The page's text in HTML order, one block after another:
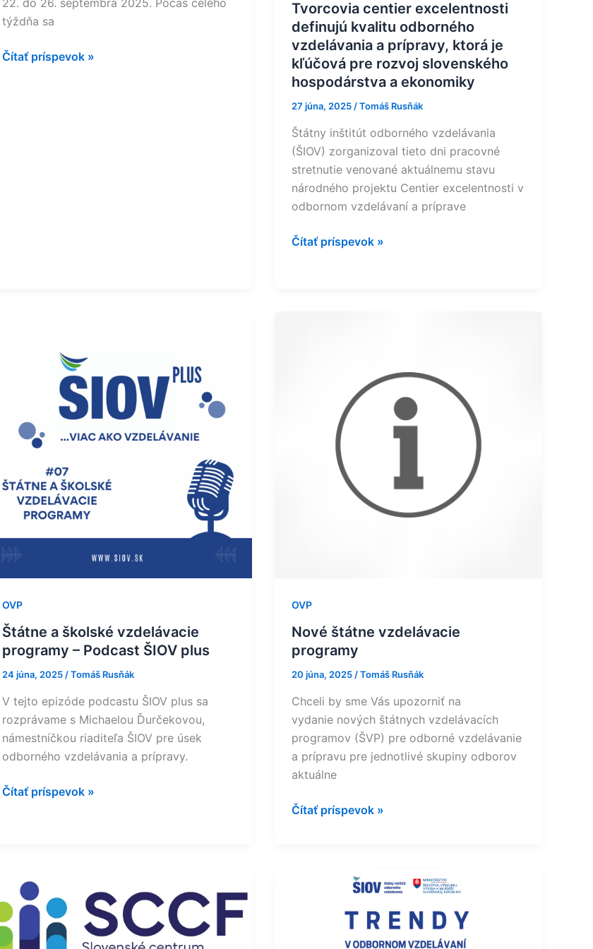
22. do 26. septembra 2025. Počas celého
týždňa sa
Čítať príspevok »
Tvorcovia centier excelentnosti
definujú kvalitu odborného
vzdelávania a prípravy, ktorá je
kľúčová pre rozvoj slovenského
hospodárstva a ekonomiky
27 júna, 2025/Tomáš Rusňák
Štátny inštitút odborného vzdelávania
(ŠIOV) zorganizoval tieto dni pracovné
stretnutie venované aktuálnemu stavu
národného projektu Centier excelentnosti v
odbornom vzdelávaní a príprave
slovenského
hospodárstva
a
ekonomiky
Čítať príspevok »
OVP
Štátne a školské vzdelávacie
programy – Podcast ŠIOV plus
24 júna, 2025 /Tomáš Rusňák
V tejto epizóde podcastu ŠIOV plus sa
rozprávame s Michaelou Ďurčekovou,
námestníčkou riaditeľa ŠIOV pre úsek
odborného vzdelávania a prípravy.
vzdelávacie
Podcast
Čítať príspevok »
OVP
Nové štátne vzdelávacie
programy
20 júna, 2025 /Tomáš Rusňák
Chceli by sme Vás upozorniť na
vydanie nových štátnych vzdelávacích
programov (ŠVP) pre odborné vzdelávanie
a prípravu pre jednotlivé skupiny odborov
aktuálne
Čítať príspevok »
seminár
zameraný
ODBORNOM
VZDELÁVANÍ